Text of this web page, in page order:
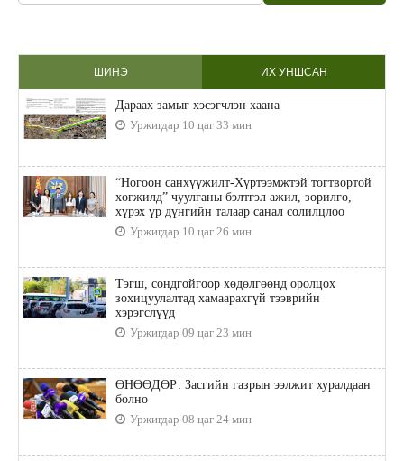
ШИНЭ ИХ УНШСАН
Дараах замыг хэсэгчлэн хаана
Уржигдар 10 цаг 33 мин
“Ногоон санхүүжилт-Хүртээмжтэй тогтвортой
хөгжилд” чуулганы бэлтгэл ажил, зорилго,
хүрэх үр дүнгийн талаар санал солилцлоо
Уржигдар 10 цаг 26 мин
Тэгш, сондгойгоор хөдөлгөөнд оролцох
зохицуулалтад хамаарахгүй тээврийн
хэрэгслүүд
Уржигдар 09 цаг 23 мин
ӨНӨӨДӨР: Засгийн газрын ээлжит хуралдаан
болно
Уржигдар 08 цаг 24 мин